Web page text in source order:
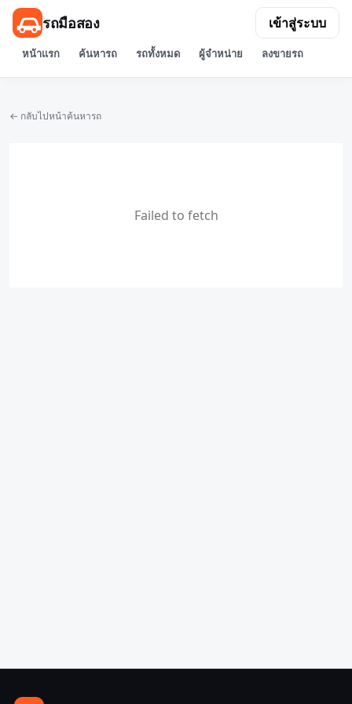
รถมือสอง
หน้าแรก ค้นหารถ รถทั้งหมด ผู้จำหน่าย ลงขายรถ
เข้าสู่ระบบ
← กลับไปหน้าค้นหารถ
Failed to fetch